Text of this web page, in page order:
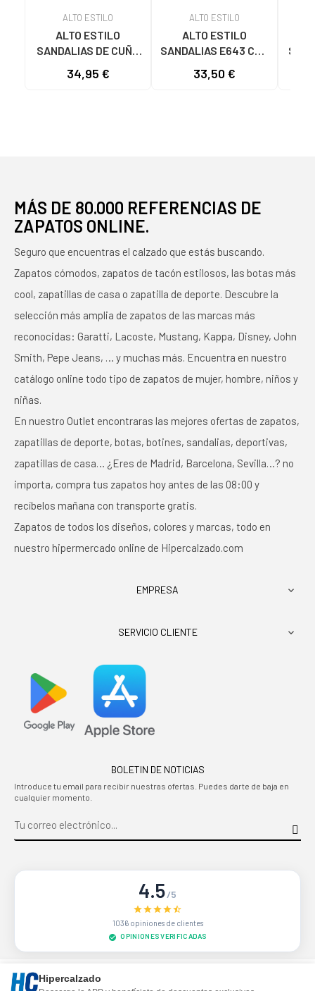
ALTO ESTILO
ALTO ESTILO
SANDALIAS DE CUÑA
VELCRO MARRóN
34,95 €
ALTO ESTILO
ALTO ESTILO
SANDALIAS E643 CON
CONFORT BLANCO
33,50 €
MÁS DE 80.000 REFERENCIAS DE
ZAPATOS ONLINE.
Seguro que encuentras el calzado que estás buscando.
Zapatos cómodos, zapatos de tacón estilosos, las botas más
cool, zapatillas de casa o zapatilla de deporte. Descubre la
selección más amplia de zapatos de las marcas más
reconocidas: Garatti, Lacoste, Mustang, Kappa, Disney, John
Smith, Pepe Jeans, … y muchas más. Encuentra en nuestro
catálogo online todo tipo de zapatos de mujer, hombre, niños y
niñas.
En nuestro Outlet encontraras las mejores ofertas de zapatos,
zapatillas de deporte, botas, botines, sandalias, deportivas,
zapatillas de casa… ¿Eres de Madrid, Barcelona, Sevilla…? no
importa, compra tus zapatos hoy antes de las 08:00 y
recíbelos mañana con transporte gratis.
Zapatos de todos los diseños, colores y marcas, todo en
nuestro hipermercado online de Hipercalzado.com
EMPRESA 
SERVICIO CLIENTE 
BOLETIN DE NOTICIAS
Introduce tu email para recibir nuestras ofertas. Puedes darte de baja en
cualquier momento.
4.5/5
1036 opiniones de clientes
OPINIONES VERIFICADAS
Sitio protegido por reCAPTCHA.
Hipercalzado